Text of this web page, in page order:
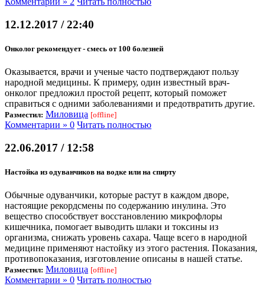
12.12.2017 / 22:40
Онколог рекомендует - смесь от 100 болезней
Оказывается, врачи и ученые часто подтверждают пользу
народной медицины. К примеру, один известный врач-
онколог предложил простой рецепт, который поможет
справиться с одними заболеваниями и предотвратить другие.
Разместил: Миловица [offline]
Комментарии » 0 Читать полностью
22.06.2017 / 12:58
Настойка из одуванчиков на водке или на спирту
Обычные одуванчики, которые растут в каждом дворе,
настоящие рекордсмены по содержанию инулина. Это
вещество способствует восстановлению микрофлоры
кишечника, помогает выводить шлаки и токсины из
организма, снижать уровень сахара. Чаще всего в народной
медицине применяют настойку из этого растения. Показания,
противопоказания, изготовление описаны в нашей статье.
Разместил: Миловица [offline]
Комментарии » 0 Читать полностью